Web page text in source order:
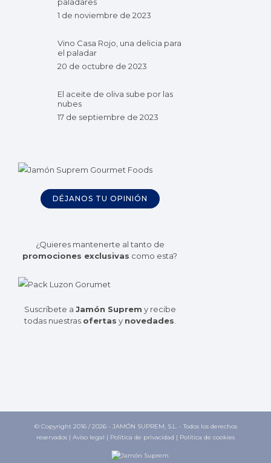
1 de noviembre de 2023
Vino Casa Rojo, una delicia para
el paladar
20 de octubre de 2023
El aceite de oliva sube por las
nubes
17 de septiembre de 2023
DÉJANOS TU OPINIÓN
¿Quieres mantenerte al tanto de
promociones exclusivas como esta?
Suscríbete a Jamón Suprem y recibe
todas nuestras ofertas y novedades
© Copyright 2016 /2026 - JAMÓN SUPREM, S.L. - Todos los derechos
reservados | Aviso legal | Política de privacidad | Política de cookies